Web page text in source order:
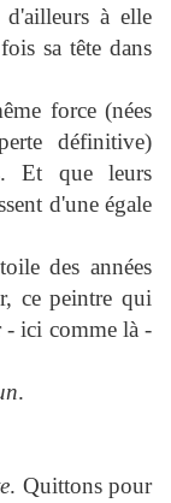
d'ailleurs à elle
sa tête dans
force (nées
définitive)
Et que leurs
d'une égale
des années
ce peintre qui
- ici comme là -
.
. Quittons pour